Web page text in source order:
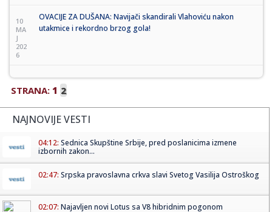
10
MA
J
202
6
OVACIJE ZA DUŠANA: Navijači skandirali Vlahoviću nakon
utakmice i rekordno brzog gola!
STRANA: 1 2
NAJNOVIJE VESTI
04:12: Sednica Skupštine Srbije, pred poslanicima izmene
izbornih zakon...
02:47: Srpska pravoslavna crkva slavi Svetog Vasilija Ostroškog
02:07: Najavljen novi Lotus sa V8 hibridnim pogonom